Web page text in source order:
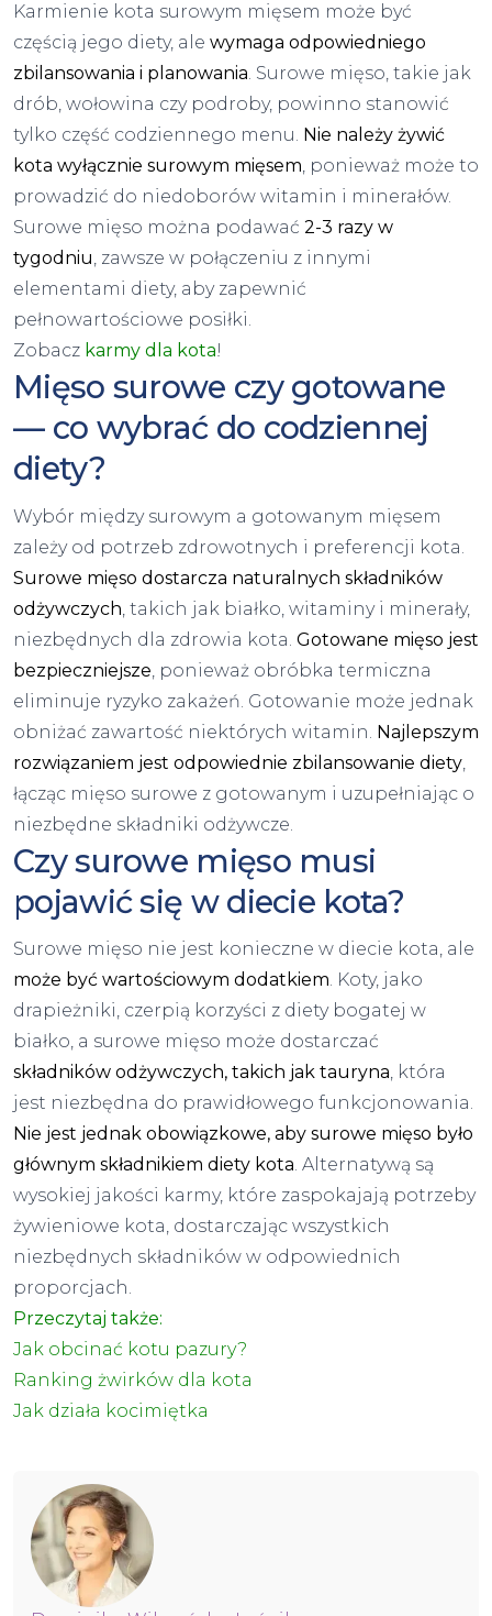
Karmienie kota surowym mięsem może być
częścią jego diety, ale wymaga odpowiedniego
zbilansowania i planowania. Surowe mięso, takie jak
drób, wołowina czy podroby, powinno stanowić
tylko część codziennego menu. Nie należy żywić
kota wyłącznie surowym mięsem, ponieważ może to
prowadzić do niedoborów witamin i minerałów.
Surowe mięso można podawać 2-3 razy w
tygodniu, zawsze w połączeniu z innymi
elementami diety, aby zapewnić
pełnowartościowe posiłki.
Zobacz karmy dla kota!
Mięso surowe czy gotowane
— co wybrać do codziennej
diety?
Wybór między surowym a gotowanym mięsem
zależy od potrzeb zdrowotnych i preferencji kota.
Surowe mięso dostarcza naturalnych składników
odżywczych , takich jak białko, witaminy i minerały,
niezbędnych dla zdrowia kota. Gotowane mięso jest
bezpieczniejsze , ponieważ obróbka termiczna
eliminuje ryzyko zakażeń. Gotowanie może jednak
obniżać zawartość niektórych witamin. Najlepszym
rozwiązaniem jest odpowiednie zbilansowanie diety
łącząc mięso surowe z gotowanym i uzupełniając o
niezbędne składniki odżywcze.
Czy surowe mięso musi
pojawić się w diecie kota?
Surowe mięso nie jest konieczne w diecie kota, ale
może być wartościowym dodatkiem. Koty, jako
drapieżniki, czerpią korzyści z diety bogatej w
białko, a surowe mięso może dostarczać
składników odżywczych, takich jak tauryna, która
jest niezbędna do prawidłowego funkcjonowania.
Nie jest jednak obowiązkowe, aby surowe mięso było
głównym składnikiem diety kota. Alternatywą są
wysokiej jakości karmy, które zaspokajają potrzeby
żywieniowe kota, dostarczając wszystkich
niezbędnych składników w odpowiednich
proporcjach.
Przeczytaj także:
Jak obcinać kotu pazury?
Ranking żwirków dla kota
Jak działa kocimiętka